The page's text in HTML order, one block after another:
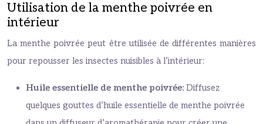
Utilisation de la menthe poivrée en
intérieur
La menthe poivrée peut être utilisée de différentes manières
pour repousser les insectes nuisibles à l’intérieur:
Huile essentielle de menthe poivrée: Diffusez
quelques gouttes d’huile essentielle de menthe poivrée